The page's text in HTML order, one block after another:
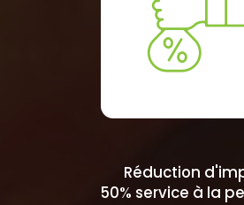
Réduction
50% service à la